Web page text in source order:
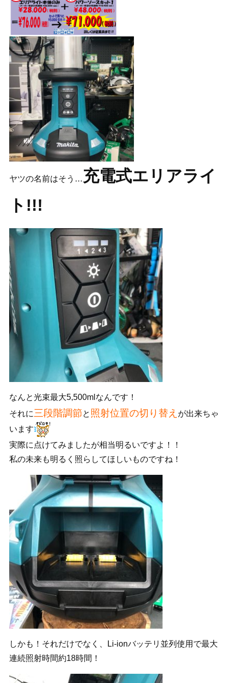
ヤツの名前はそう… 充電式エリアライ
ト!!!
なんと光束最大5,500mlなんです！
それに三段階調節と 照射位置の切り替え が出来ちゃ
います
実際に点けてみましたが相当明るいですよ！！
私の未来も明るく照らしてほしいものですね！
しかも！それだけでなく、Li-ionバッテリ並列使用で最大
連続照射時間約18時間！